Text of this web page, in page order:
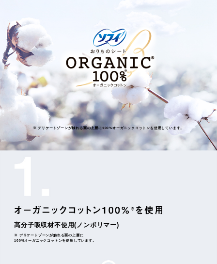
※ デリケートゾーンが触れる面の上層に100%オーガニックコットンを使用しています。
高分子吸収材不使用(ノンポリマー)
※ デリケートゾーンが触れる面の上層に
100%オーガニックコットンを使用しています。